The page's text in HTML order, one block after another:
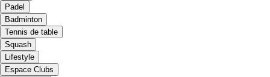
Padel
Badminton
Tennis de table
Squash
Lifestyle
Espace Clubs